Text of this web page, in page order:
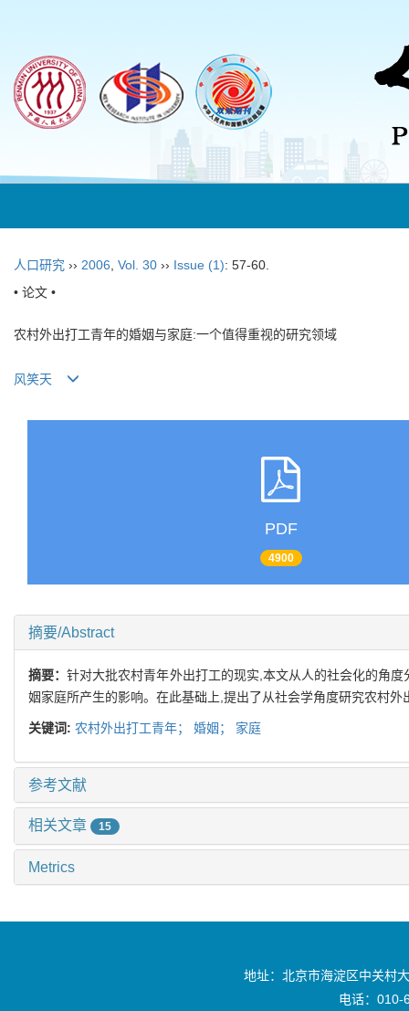
人口研究 ›› 2006 Vol. 30 ›› Issue (1): 57-60.
• 论文 •
农村外出打工青年的婚姻与家庭:一个值得重视的研究领域
风笑天
PDF
4900
摘要/Abstract
摘要：针对大批农村青年外出打工的现实,本文从人的社会化的角
姻家庭所产生的影响。在此基础上,提出了从社会学角度研究农村
关键词: 农村外出打工青年； 婚姻； 家庭
参考文献
相关文章 15
Metrics
地址：北京市海淀区中关村
电话：